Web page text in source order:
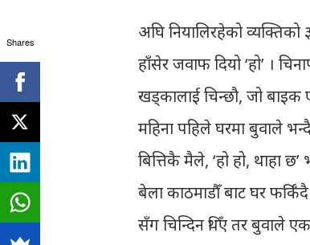
अघि नियालिरहेको
हाँसेर जवाफ दियो ‘हो’ ।
खड्कालाई चिन्छौ, जो बाइक
महिना पहिले घरमा बुवाले
बित्तिकै मैले, ‘हो हो, थाहा
बेला काठमाडौँ बाट घर
सँग चिन्दिन थिँए तर बुवाले
Shares